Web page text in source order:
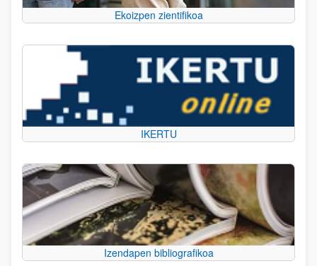
Ekoizpen zientifikoa
IKERTU
Izendapen bibliografikoa